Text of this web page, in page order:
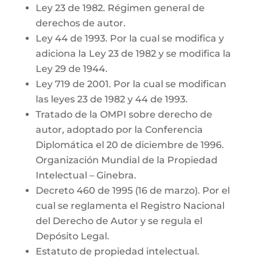
Ley 23 de 1982. Régimen general de
derechos de autor.
Ley 44 de 1993. Por la cual se modifica y
adiciona la Ley 23 de 1982 y se modifica la
Ley 29 de 1944.
Ley 719 de 2001. Por la cual se modifican
las leyes 23 de 1982 y 44 de 1993.
Tratado de la OMPI sobre derecho de
autor, adoptado por la Conferencia
Diplomática el 20 de diciembre de 1996.
Organización Mundial de la Propiedad
Intelectual – Ginebra.
Decreto 460 de 1995 (16 de marzo). Por el
cual se reglamenta el Registro Nacional
del Derecho de Autor y se regula el
Depósito Legal.
Estatuto de propiedad intelectual.